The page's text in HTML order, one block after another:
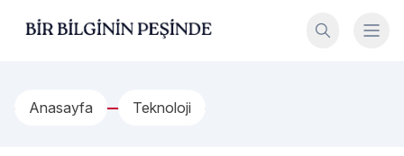
Bir Bilginin Peşinde!
Anasayfa Teknoloji